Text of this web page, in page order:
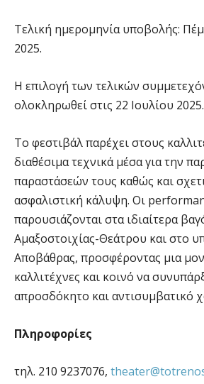
Τελική ημερομηνία υποβολής:
2025.
Η επιλογή των τελικών
ολοκληρωθεί στις 22 Ιουλίου 2025.
Το φεστιβάλ παρέχει στους
διαθέσιμα τεχνικά μέσα για την
παραστάσεών τους καθώς και
ασφαλιστική κάλυψη. Οι
παρουσιάζονται στα ιδιαίτερα
Αμαξοστοιχίας-Θεάτρου και στο
Αποβάθρας, προσφέροντας μια
καλλιτέχνες και κοινό να
απροσδόκητο και αντισυμβατικό
Πληροφορίες
τηλ. 210 9237076,